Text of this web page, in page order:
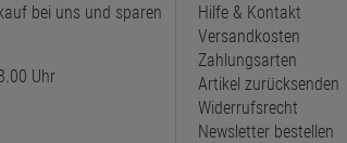
bei uns und sparen
Uhr
Hilfe & Kontakt
Versandkosten
Zahlungsarten
Artikel zurücksenden
Widerrufsrecht
Newsletter bestellen